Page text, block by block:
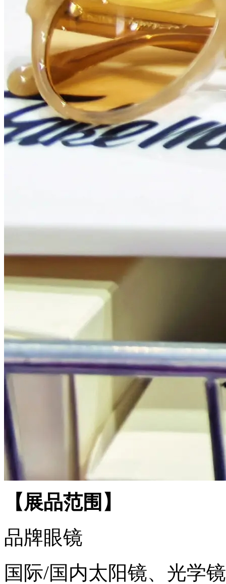
【展品范围】
品牌眼镜
国际/国内太阳镜、光学